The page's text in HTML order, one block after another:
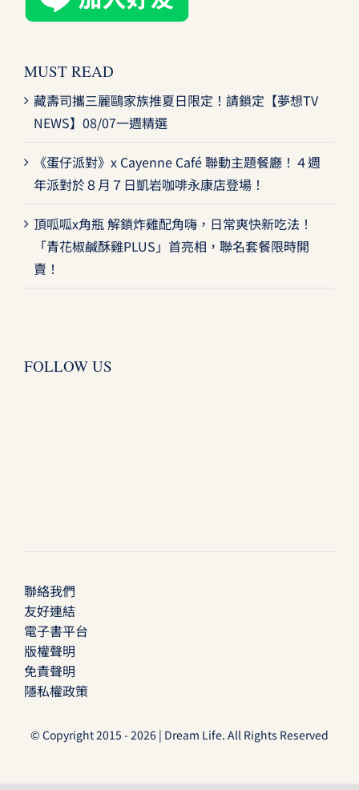
MUST READ
藏壽司攜三麗鷗家族推夏日限定！請鎖定【夢想TV
NEWS】08/07一週精選
《蛋仔派對》x Cayenne Café 聯動主題餐廳！４週
年派對於８月７日凱岩咖啡永康店登場！
頂呱呱x角瓶 解鎖炸雞配角嗨，日常爽快新吃法！
「青花椒鹹酥雞PLUS」首亮相，聯名套餐限時開
賣！
FOLLOW US
聯絡我們
友好連結
電子書平台
版權聲明
免責聲明
隱私權政策
© Copyright 2015 - 2026 | Dream Life. All Rights Reserved